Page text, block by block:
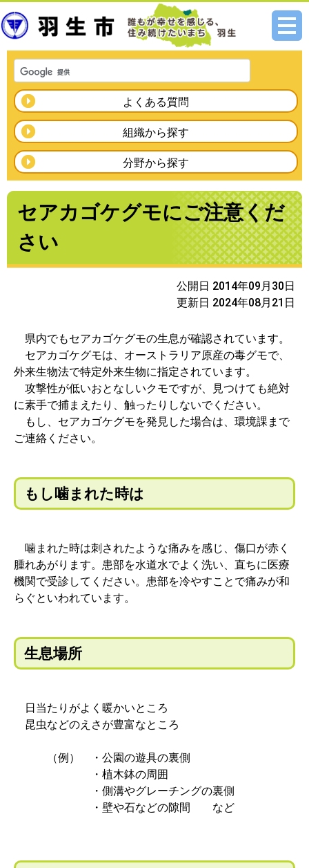
メニ
よくある質問
組織から探す
分野から探す
セアカゴケグモにご注意くだ
さい
公開日 2014年09月30日
更新日 2024年08月21日
県内でもセアカゴケグモの生息が確認されています。
セアカゴケグモは、オーストラリア原産の毒グモで、
外来生物法で特定外来生物に指定されています。
攻撃性が低いおとなしいクモですが、見つけても絶対
に素手で捕まえたり、触ったりしないでください。
もし、セアカゴケグモを発見した場合は、環境課まで
ご連絡ください。
もし噛まれた時は
噛まれた時は刺されたような痛みを感じ、傷口が赤く
腫れあがります。患部を水道水でよく洗い、直ちに医療
機関で受診してください。患部を冷やすことで痛みが和
らぐといわれています。
生息場所
日当たりがよく暖かいところ
昆虫などのえさが豊富なところ
（例） ・公園の遊具の裏側
・植木鉢の周囲
・側溝やグレーチングの裏側
・壁や石などの隙間 など